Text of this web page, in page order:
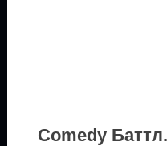
Comedy